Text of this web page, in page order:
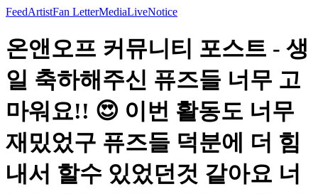
FeedArtistFan LetterMediaLiveNotice
온앤오프 커뮤니티 포스트 - 생
일 축하해주신 퓨즈들 너무 고
마워요!! 😍 이번 활동도 너무
재밌었구 퓨즈들 덕분에 더 힘
내서 할수 있었던것 같아요 너